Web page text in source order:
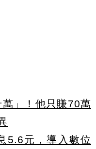
」！他只賺70萬
5.6元，導入數位